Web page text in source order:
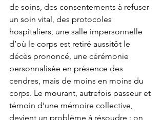
de soins, des consentements à refuser
un soin vital, des protocoles
hospitaliers, une salle impersonnelle
d’où le corps est retiré aussitôt le
décès prononcé, une cérémonie
personnalisée en présence des
cendres, mais de moins en moins du
corps. Le mourant, autrefois passeur et
témoin d’une mémoire collective,
devient un problème à résoudre : on